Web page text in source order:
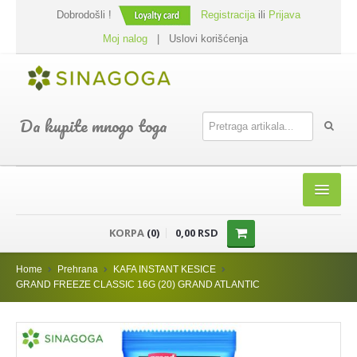
Dobrodošli ! Registracijaili Prijava
Moj nalog
Uslovi korišćenja
Da kupite mnogo toga
SHOP
PREHRANA
DODACI JELIMA
KORPA (0) 0,00 RSD
Home Prehrana
KAFA INSTANT KESICE
GRAND FREEZE CLASSIC 16G (20) GRAND ATLANTIC